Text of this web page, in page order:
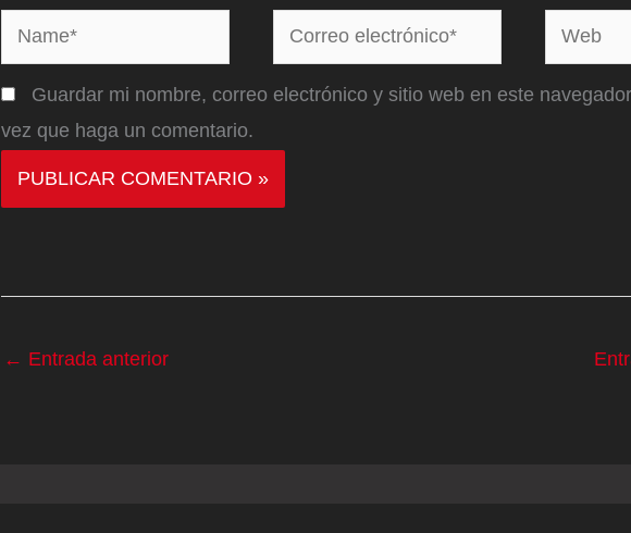
Name*
Correo
electrónico*
Web
Guardar mi nombre, correo electrónico y sitio web en este
vez que haga un comentario.
← Entrada anterior